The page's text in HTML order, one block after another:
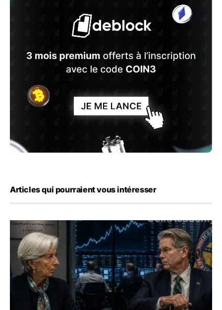
Articles qui pourraient vous intéresser
Yen : Washington a vendu des euros sans prévenir la